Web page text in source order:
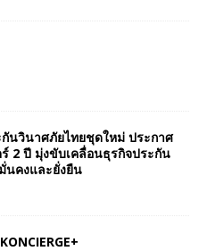
นวินาศภัยไทยชุดใหม่ ประกาศ
2 ปี มุ่งขับเคลื่อนธุรกิจประกัน
นคงและยั่งยืน